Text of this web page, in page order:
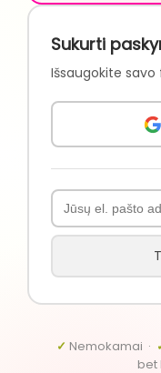
Sukurti
Išsaugokite
✓ Nemokamai ·
bet